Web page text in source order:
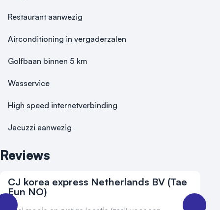
Restaurant aanwezig
Airconditioning in vergaderzalen
Golfbaan binnen 5 km
Wasservice
High speed internetverbinding
Jacuzzi aanwezig
Reviews
CJ korea express Netherlands BV (Tae
Eun NO)